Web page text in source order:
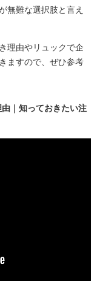
無難な選択肢と言え
理由やリュックで企
ますので、ぜひ参考
｜知っておきたい注